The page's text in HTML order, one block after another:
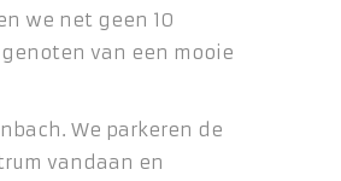
we net geen 10
van een mooie
We parkeren de
vandaan en